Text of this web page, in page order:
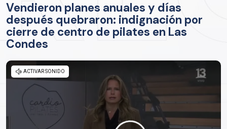
Vendieron planes anuales y días
después quebraron: indignación por
cierre de centro de pilates en Las
Condes